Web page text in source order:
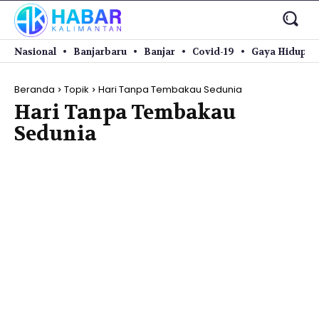
Nasional Banjarbaru Banjar Covid-19 Gaya Hidup
Beranda Topik Hari Tanpa Tembakau Sedunia
Hari Tanpa Tembakau
Sedunia